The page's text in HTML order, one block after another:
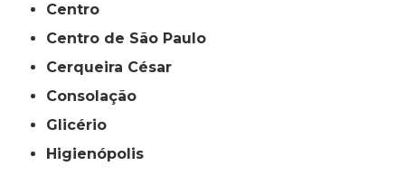
Centro
Centro de São Paulo
Cerqueira César
Consolação
Glicério
Higienópolis